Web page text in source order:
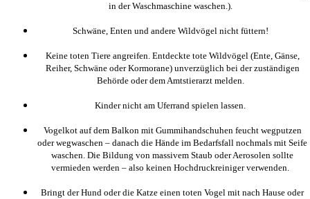
in der Waschmaschine waschen.).
Schwäne, Enten und andere Wildvögel nicht füttern!
Keine toten Tiere angreifen. Entdeckte tote Wildvögel (Ente, Gänse,
Reiher, Schwäne oder Kormorane) unverzüglich bei der zuständigen
Behörde oder dem Amtstierarzt melden.
Kinder nicht am Uferrand spielen lassen.
Vogelkot auf dem Balkon mit Gummihandschuhen feucht wegputzen
oder wegwaschen – danach die Hände im Bedarfsfall nochmals mit Seife
waschen. Die Bildung von massivem Staub oder Aerosolen sollte
vermieden werden – also keinen Hochdruckreiniger verwenden.
Bringt der Hund oder die Katze einen toten Vogel mit nach Hause oder